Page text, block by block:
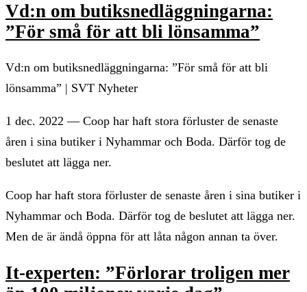
Vd:n om butiksnedläggningarna:
”För små för att bli lönsamma”
Vd:n om butiksnedläggningarna: ”För små för att bli
lönsamma” | SVT Nyheter
1 dec. 2022 — Coop har haft stora förluster de senaste
åren i sina butiker i Nyhammar och Boda. Därför tog de
beslutet att lägga ner.
Coop har haft stora förluster de senaste åren i sina butiker i
Nyhammar och Boda. Därför tog de beslutet att lägga ner.
Men de är ändå öppna för att låta någon annan ta över.
It-experten: ”Förlorar troligen mer